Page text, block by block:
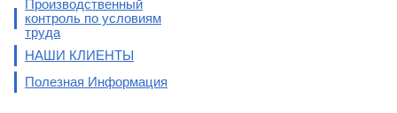
Производственный
контроль по условиям
труда
НАШИ КЛИЕНТЫ
Полезная Информация